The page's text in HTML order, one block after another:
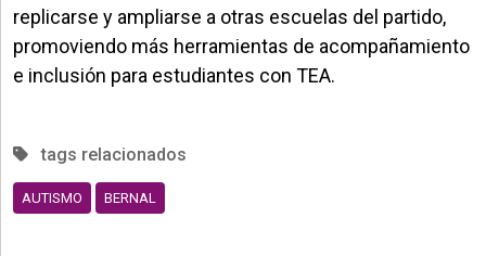
replicarse y ampliarse a otras escuelas del partido,
promoviendo más herramientas de acompañamiento
e inclusión para estudiantes con TEA.
tags relacionados
AUTISMO BERNAL